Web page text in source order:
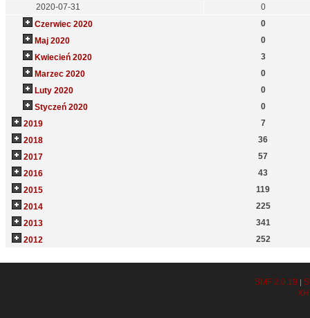
2020-07-31
0
Czerwiec 2020
0
Maj 2020
0
Kwiecień 2020
3
Marzec 2020
0
Luty 2020
0
Styczeń 2020
0
2019
7
2018
36
2017
57
2016
43
2015
119
2014
225
2013
341
2012
252
SMF 2.0.19